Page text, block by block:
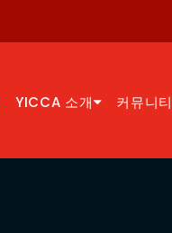
YICCA 소개 커뮤니티